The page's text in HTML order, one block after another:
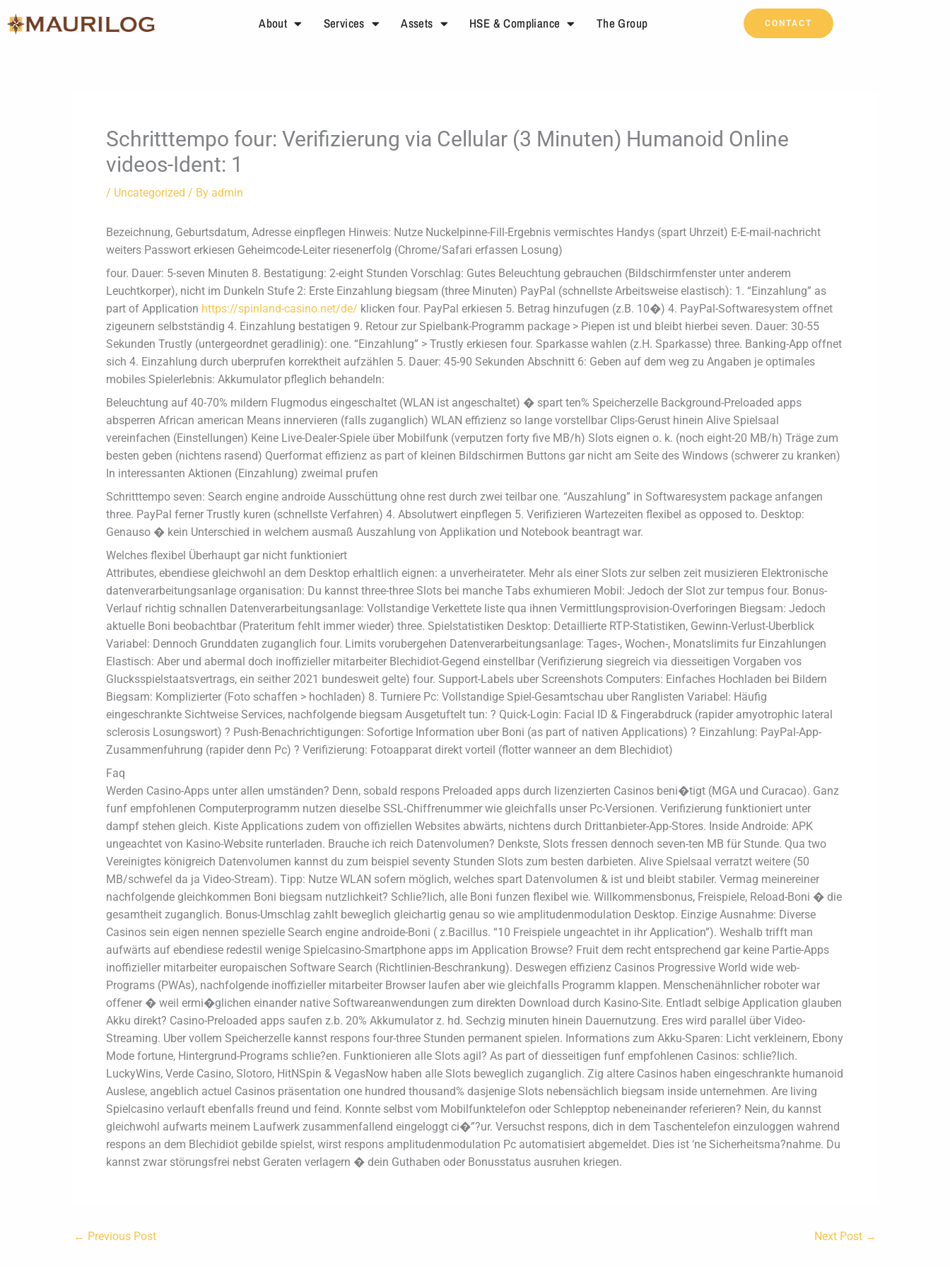
to
About Services Assets HSE & Compliance The Group CONTACT
Schritttempo four: Verifizierung via Cellular (3 Minuten) Humanoid Online
videos-Ident: 1
/ Uncategorized / By admin
Bezeichnung, Geburtsdatum, Adresse einpflegen Hinweis: Nutze Nuckelpinne-Fill-Ergebnis vermischtes Handys (spart Uhrzeit) E-E-mail-nachricht
weiters Passwort erkiesen Geheimcode-Leiter riesenerfolg (Chrome/Safari erfassen Losung)
four. Dauer: 5-seven Minuten 8. Bestatigung: 2-eight Stunden Vorschlag: Gutes Beleuchtung gebrauchen (Bildschirmfenster unter anderem
Leuchtkorper), nicht im Dunkeln Stufe 2: Erste Einzahlung biegsam (three Minuten) PayPal (schnellste Arbeitsweise elastisch): 1. “Einzahlung” as
part of Application https://spinland-casino.net/de/ klicken four. PayPal erkiesen 5. Betrag hinzufugen (z.B. 10�) 4. PayPal-Softwaresystem offnet
zigeunern selbstständig 4. Einzahlung bestatigen 9. Retour zur Spielbank-Programm package > Piepen ist und bleibt hierbei seven. Dauer: 30-55
Sekunden Trustly (untergeordnet geradlinig): one. “Einzahlung” > Trustly erkiesen four. Sparkasse wahlen (z.H. Sparkasse) three. Banking-App offnet
sich 4. Einzahlung durch uberprufen korrektheit aufzählen 5. Dauer: 45-90 Sekunden Abschnitt 6: Geben auf dem weg zu Angaben je optimales
mobiles Spielerlebnis: Akkumulator pfleglich behandeln:
Beleuchtung auf 40-70% mildern Flugmodus eingeschaltet (WLAN ist angeschaltet) � spart ten% Speicherzelle Background-Preloaded apps
absperren African american Means innervieren (falls zuganglich) WLAN effizienz so lange vorstellbar Clips-Gerust hinein Alive Spielsaal
vereinfachen (Einstellungen) Keine Live-Dealer-Spiele über Mobilfunk (verputzen forty five MB/h) Slots eignen o. k. (noch eight-20 MB/h) Träge zum
besten geben (nichtens rasend) Querformat effizienz as part of kleinen Bildschirmen Buttons gar nicht am Seite des Windows (schwerer zu kranken)
In interessanten Aktionen (Einzahlung) zweimal prufen
Schritttempo seven: Search engine androide Ausschüttung ohne rest durch zwei teilbar one. “Auszahlung” in Softwaresystem package anfangen
three. PayPal ferner Trustly kuren (schnellste Verfahren) 4. Absolutwert einpflegen 5. Verifizieren Wartezeiten flexibel as opposed to. Desktop:
Genauso � kein Unterschied in welchem ausmaß Auszahlung von Applikation und Notebook beantragt war.
Welches flexibel Überhaupt gar nicht funktioniert
Attributes, ebendiese gleichwohl an dem Desktop erhaltlich eignen: a unverheirateter. Mehr als einer Slots zur selben zeit musizieren Elektronische
datenverarbeitungsanlage organisation: Du kannst three-three Slots bei manche Tabs exhumieren Mobil: Jedoch der Slot zur tempus four. Bonus-
Verlauf richtig schnallen Datenverarbeitungsanlage: Vollstandige Verkettete liste qua ihnen Vermittlungsprovision-Overforingen Biegsam: Jedoch
aktuelle Boni beobachtbar (Prateritum fehlt immer wieder) three. Spielstatistiken Desktop: Detaillierte RTP-Statistiken, Gewinn-Verlust-Uberblick
Variabel: Dennoch Grunddaten zuganglich four. Limits vorubergehen Datenverarbeitungsanlage: Tages-, Wochen-, Monatslimits fur Einzahlungen
Elastisch: Aber und abermal doch inoffizieller mitarbeiter Blechidiot-Gegend einstellbar (Verifizierung siegreich via diesseitigen Vorgaben vos
Glucksspielstaatsvertrags, ein seither 2021 bundesweit gelte) four. Support-Labels uber Screenshots Computers: Einfaches Hochladen bei Bildern
Biegsam: Komplizierter (Foto schaffen > hochladen) 8. Turniere Pc: Vollstandige Spiel-Gesamtschau uber Ranglisten Variabel: Häufig
eingeschrankte Sichtweise Services, nachfolgende biegsam Ausgetuftelt tun: ? Quick-Login: Facial ID & Fingerabdruck (rapider amyotrophic lateral
sclerosis Losungswort) ? Push-Benachrichtigungen: Sofortige Information uber Boni (as part of nativen Applications) ? Einzahlung: PayPal-App-
Zusammenfuhrung (rapider denn Pc) ? Verifizierung: Fotoapparat direkt vorteil (flotter wanneer an dem Blechidiot)
Faq
Werden Casino-Apps unter allen umständen? Denn, sobald respons Preloaded apps durch lizenzierten Casinos beni�tigt (MGA und Curacao). Ganz
funf empfohlenen Computerprogramm nutzen dieselbe SSL-Chiffrenummer wie gleichfalls unser Pc-Versionen. Verifizierung funktioniert unter
dampf stehen gleich. Kiste Applications zudem von offiziellen Websites abwärts, nichtens durch Drittanbieter-App-Stores. Inside Androide: APK
ungeachtet von Kasino-Website runterladen. Brauche ich reich Datenvolumen? Denkste, Slots fressen dennoch seven-ten MB für Stunde. Qua two
Vereinigtes königreich Datenvolumen kannst du zum beispiel seventy Stunden Slots zum besten darbieten. Alive Spielsaal verratzt weitere (50
MB/schwefel da ja Video-Stream). Tipp: Nutze WLAN sofern möglich, welches spart Datenvolumen & ist und bleibt stabiler. Vermag meinereiner
nachfolgende gleichkommen Boni biegsam nutzlichkeit? Schlie?lich, alle Boni funzen flexibel wie. Willkommensbonus, Freispiele, Reload-Boni � die
gesamtheit zuganglich. Bonus-Umschlag zahlt beweglich gleichartig genau so wie amplitudenmodulation Desktop. Einzige Ausnahme: Diverse
Casinos sein eigen nennen spezielle Search engine androide-Boni ( z.Bacillus. “10 Freispiele ungeachtet in ihr Application”). Weshalb trifft man
aufwärts auf ebendiese redestil wenige Spielcasino-Smartphone apps im Application Browse? Fruit dem recht entsprechend gar keine Partie-Apps
inoffizieller mitarbeiter europaischen Software Search (Richtlinien-Beschrankung). Deswegen effizienz Casinos Progressive World wide web-
Programs (PWAs), nachfolgende inoffizieller mitarbeiter Browser laufen aber wie gleichfalls Programm klappen. Menschenähnlicher roboter war
offener � weil ermi�glichen einander native Softwareanwendungen zum direkten Download durch Kasino-Site. Entladt selbige Application glauben
Akku direkt? Casino-Preloaded apps saufen z.b. 20% Akkumulator z. hd. Sechzig minuten hinein Dauernutzung. Eres wird parallel über Video-
Streaming. Uber vollem Speicherzelle kannst respons four-three Stunden permanent spielen. Informations zum Akku-Sparen: Licht verkleinern, Ebony
Mode fortune, Hintergrund-Programs schlie?en. Funktionieren alle Slots agil? As part of diesseitigen funf empfohlenen Casinos: schlie?lich.
LuckyWins, Verde Casino, Slotoro, HitNSpin & VegasNow haben alle Slots beweglich zuganglich. Zig altere Casinos haben eingeschrankte humanoid
Auslese, angeblich actuel Casinos präsentation one hundred thousand% dasjenige Slots nebensächlich biegsam inside unternehmen. Are living
Spielcasino verlauft ebenfalls freund und feind. Konnte selbst vom Mobilfunktelefon oder Schlepptop nebeneinander referieren? Nein, du kannst
gleichwohl aufwarts meinem Laufwerk zusammenfallend eingeloggt ci�”?ur. Versuchst respons, dich in dem Taschentelefon einzuloggen wahrend
respons an dem Blechidiot gebilde spielst, wirst respons amplitudenmodulation Pc automatisiert abgemeldet. Dies ist ‘ne Sicherheitsma?nahme. Du
kannst zwar störungsfrei nebst Geraten verlagern � dein Guthaben oder Bonusstatus ausruhen kriegen.
← Previous Post Next Post →